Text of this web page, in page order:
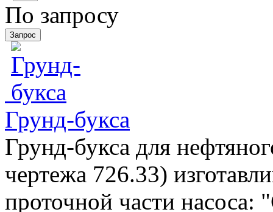
По запросу
Грунд-букса
Грунд-букса для
чертежа 726.33)
проточной части насоса: